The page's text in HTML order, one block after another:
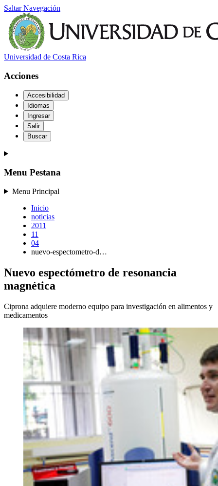
Saltar Navegación
Universidad de Costa Rica
Acciones
Accesibilidad
Idiomas
Ingresar
Salir
Buscar
Menu Pestana
Menu Principal
Inicio
noticias
2011
11
04
nuevo-espectometro-d…
Nuevo espectómetro de resonancia
magnética
Ciprona adquiere moderno equipo para investigación en alimentos y
medicamentos